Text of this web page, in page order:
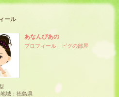
ール
あなんぴあの
プロフィール ｜ ピグの部屋
域： 徳島県